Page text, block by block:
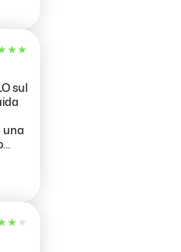
the
★★
sul
una
★ ★